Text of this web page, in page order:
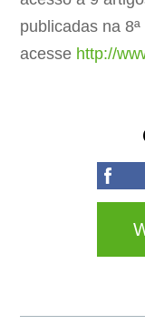
publicadas na
acesse http://